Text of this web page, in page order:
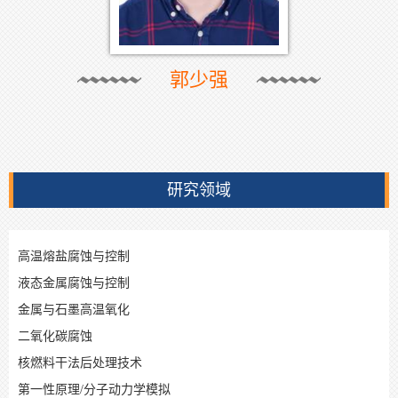
郭少强
研究领域
高温熔盐腐蚀与控制
液态金属腐蚀与控制
金属与石墨高温氧化
二氧化碳腐蚀
核燃料干法后处理技术
第一性原理/分子动力学模拟